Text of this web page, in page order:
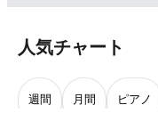
人気チャート
週間 月間 ピアノ